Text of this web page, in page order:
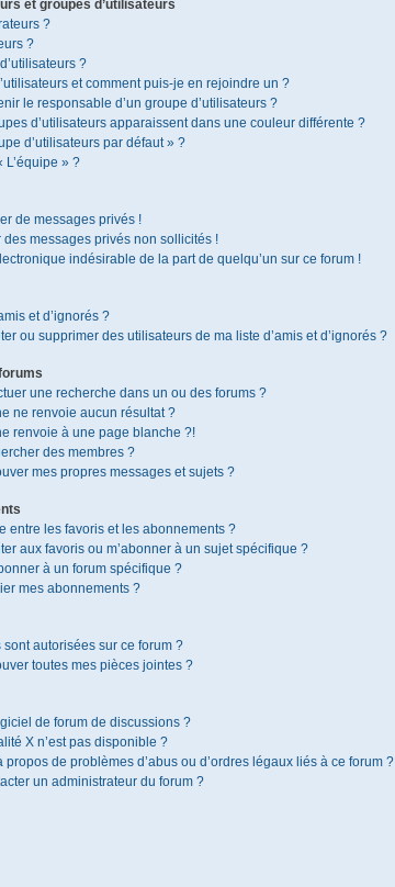
et groupes d’utilisateurs
?
?
?
et comment puis-je en rejoindre un ?
le responsable d’un groupe d’utilisateurs ?
d’utilisateurs apparaissent dans une couleur différente ?
d’utilisateurs par défaut » ?
L’équipe » ?
de messages privés !
messages privés non sollicités !
indésirable de la part de quelqu’un sur ce forum !
et d’ignorés ?
ou supprimer des utilisateurs de ma liste d’amis et d’ignorés ?
une recherche dans un ou des forums ?
ne renvoie aucun résultat ?
renvoie à une page blanche ?!
des membres ?
mes propres messages et sujets ?
entre les favoris et les abonnements ?
aux favoris ou m’abonner à un sujet spécifique ?
à un forum spécifique ?
mes abonnements ?
autorisées sur ce forum ?
toutes mes pièces jointes ?
de forum de discussions ?
X n’est pas disponible ?
de problèmes d’abus ou d’ordres légaux liés à ce forum ?
un administrateur du forum ?